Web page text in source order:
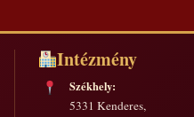
Intézmény
Székhely:
5331 Kenderes,